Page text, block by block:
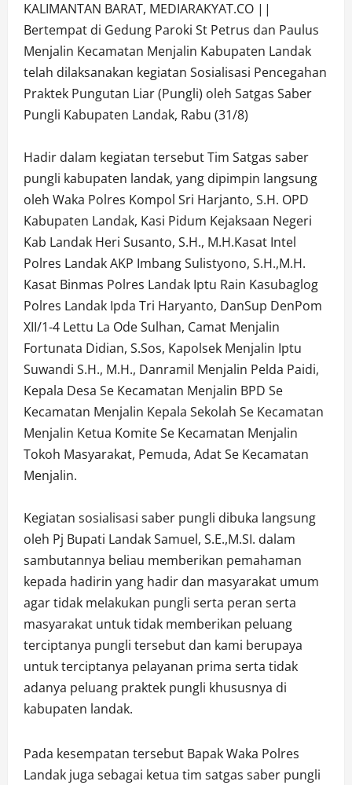
KALIMANTAN BARAT, MEDIARAKYAT.CO ||
Bertempat di Gedung Paroki St Petrus dan Paulus
Menjalin Kecamatan Menjalin Kabupaten Landak
telah dilaksanakan kegiatan Sosialisasi Pencegahan
Praktek Pungutan Liar (Pungli) oleh Satgas Saber
Pungli Kabupaten Landak, Rabu (31/8)
Hadir dalam kegiatan tersebut Tim Satgas saber
pungli kabupaten landak, yang dipimpin langsung
oleh Waka Polres Kompol Sri Harjanto, S.H. OPD
Kabupaten Landak, Kasi Pidum Kejaksaan Negeri
Kab Landak Heri Susanto, S.H., M.H.Kasat Intel
Polres Landak AKP Imbang Sulistyono, S.H.,M.H.
Kasat Binmas Polres Landak Iptu Rain Kasubaglog
Polres Landak Ipda Tri Haryanto, DanSup DenPom
XII/1-4 Lettu La Ode Sulhan, Camat Menjalin
Fortunata Didian, S.Sos, Kapolsek Menjalin Iptu
Suwandi S.H., M.H., Danramil Menjalin Pelda Paidi,
Kepala Desa Se Kecamatan Menjalin BPD Se
Kecamatan Menjalin Kepala Sekolah Se Kecamatan
Menjalin Ketua Komite Se Kecamatan Menjalin
Tokoh Masyarakat, Pemuda, Adat Se Kecamatan
Menjalin.
Kegiatan sosialisasi saber pungli dibuka langsung
oleh Pj Bupati Landak Samuel, S.E.,M.SI. dalam
sambutannya beliau memberikan pemahaman
kepada hadirin yang hadir dan masyarakat umum
agar tidak melakukan pungli serta peran serta
masyarakat untuk tidak memberikan peluang
terciptanya pungli tersebut dan kami berupaya
untuk terciptanya pelayanan prima serta tidak
adanya peluang praktek pungli khususnya di
kabupaten landak.
Pada kesempatan tersebut Bapak Waka Polres
Landak juga sebagai ketua tim satgas saber pungli